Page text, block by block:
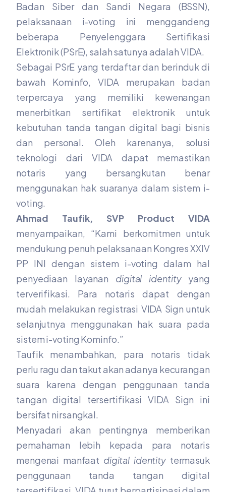
Badan Siber dan Sandi Negara (BSSN),
pelaksanaan i-voting ini menggandeng
beberapa Penyelenggara Sertifikasi
Elektronik (PSrE), salah satunya adalah VIDA.
Sebagai PSrE yang terdaftar dan berinduk di
bawah Kominfo, VIDA merupakan badan
terpercaya yang memiliki kewenangan
menerbitkan sertifikat elektronik untuk
kebutuhan tanda tangan digital bagi bisnis
dan personal. Oleh karenanya, solusi
teknologi dari VIDA dapat memastikan
notaris yang bersangkutan benar
menggunakan hak suaranya dalam sistem i-
voting.
Ahmad Taufik, SVP Product VIDA
menyampaikan, “Kami berkomitmen untuk
mendukung penuh pelaksanaan Kongres XXIV
PP INI dengan sistem i-voting dalam hal
penyediaan layanan digital identityyang
terverifikasi. Para notaris dapat dengan
mudah melakukan registrasi VIDA Sign untuk
selanjutnya menggunakan hak suara pada
sistem i-voting Kominfo.”
Taufik menambahkan, para notaris tidak
perlu ragu dan takut akan adanya kecurangan
suara karena dengan penggunaan tanda
tangan digital tersertifikasi VIDA Sign ini
bersifat nirsangkal.
Menyadari akan pentingnya memberikan
pemahaman lebih kepada para notaris
mengenai manfaat digital identity termasuk
penggunaan tanda tangan digital